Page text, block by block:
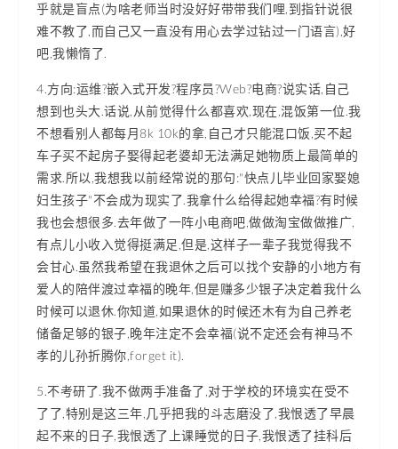
乎就是盲点(为啥老师当时没好好带带我们哩,到指针说很
难不教了,而自己又一直没有用心去学过钻过一门语言),好
吧,我懒惰了.
4.方向:运维?嵌入式开发?程序员?Web?电商?说实话,自己
想到也头大.话说,从前觉得什么都喜欢,现在,混饭第一位.我
不想看别人都每月8k 10k的拿,自己才只能混口饭,买不起
车子买不起房子娶得起老婆却无法满足她物质上最简单的
需求.所以,我想我以前经常说的那句:"快点儿毕业回家娶媳
妇生孩子"不会成为现实了.我拿什么给得起她幸福?有时候
我也会想很多.去年做了一阵小电商吧,做做淘宝做做推广,
有点儿小收入觉得挺满足,但是,这样子一辈子我觉得我不
会甘心.虽然我希望在我退休之后可以找个安静的小地方有
爱人的陪伴渡过幸福的晚年,但是赚多少银子决定着我什么
时候可以退休.你知道,如果退休的时候还木有为自己养老
储备足够的银子,晚年注定不会幸福(说不定还会有神马不
孝的儿孙折腾你,forget it).
5.不考研了.我不做两手准备了,对于学校的环境实在受不
了了,特别是这三年,几乎把我的斗志磨没了,我恨透了早晨
起不来的日子,我恨透了上课睡觉的日子,我恨透了挂科后